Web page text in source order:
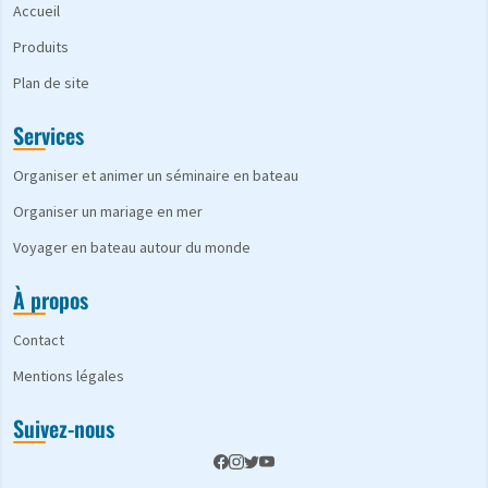
Accueil
Produits
Plan de site
Services
Organiser et animer un séminaire en bateau
Organiser un mariage en mer
Voyager en bateau autour du monde
À propos
Contact
Mentions légales
Suivez-nous